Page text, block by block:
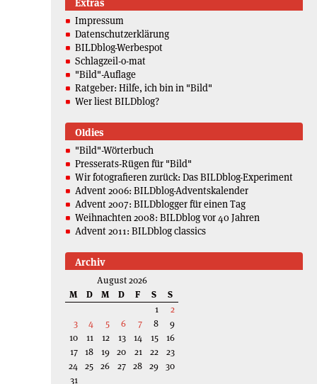
Extras
Impressum
Datenschutzerklärung
BILDblog-Werbespot
Schlagzeil-o-mat
"Bild"-Auflage
Ratgeber: Hilfe, ich bin in "Bild"
Wer liest BILDblog?
Oldies
"Bild"-Wörterbuch
Presserats-Rügen für "Bild"
Wir fotografieren zurück: Das BILDblog-Experiment
Advent 2006: BILDblog-Adventskalender
Advent 2007: BILDblogger für einen Tag
Weihnachten 2008: BILDblog vor 40 Jahren
Advent 2011: BILDblog classics
Archiv
August 2026
M
D M D F S
S
1
2
3
4 5 6 7 8
9
10
11 12 13 14 15
16
17 18 19 20 21 22
23
24 25 26 27 28 29 30
31